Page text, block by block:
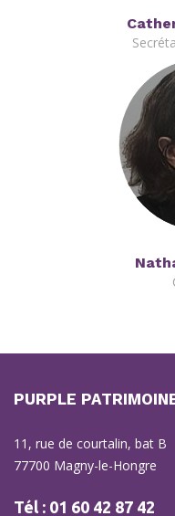
PURPLE
11, rue de courtalin, bat B
77700 Magny-le-Hongre
Tél : 01 60 42 87 42